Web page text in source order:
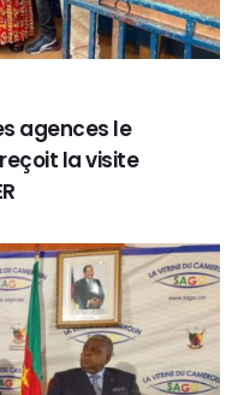
agences le
la visite